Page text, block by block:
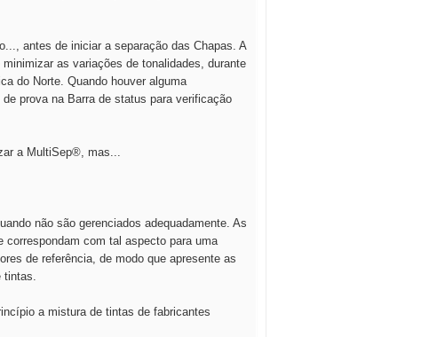
antes de iniciar a separação das Chapas. A
as variações de tonalidades, durante
do Norte. Quando houver alguma
prova na Barra de status para verificação
a MultiSep®, mas...
não são gerenciados adequadamente. As
correspondam com tal aspecto para uma
de referência, de modo que apresente as
tintas.
a mistura de tintas de fabricantes